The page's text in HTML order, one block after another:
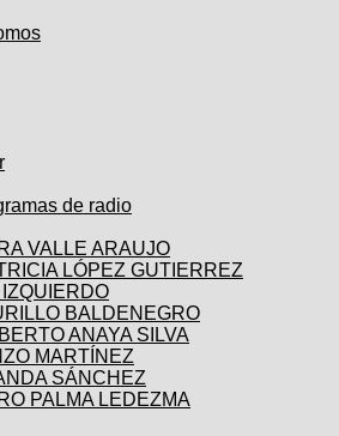
de radio
VALLE ARAUJO
LÓPEZ GUTIERREZ
BALDENEGRO
ANAYA SILVA
MARTÍNEZ
SÁNCHEZ
PALMA LEDEZMA